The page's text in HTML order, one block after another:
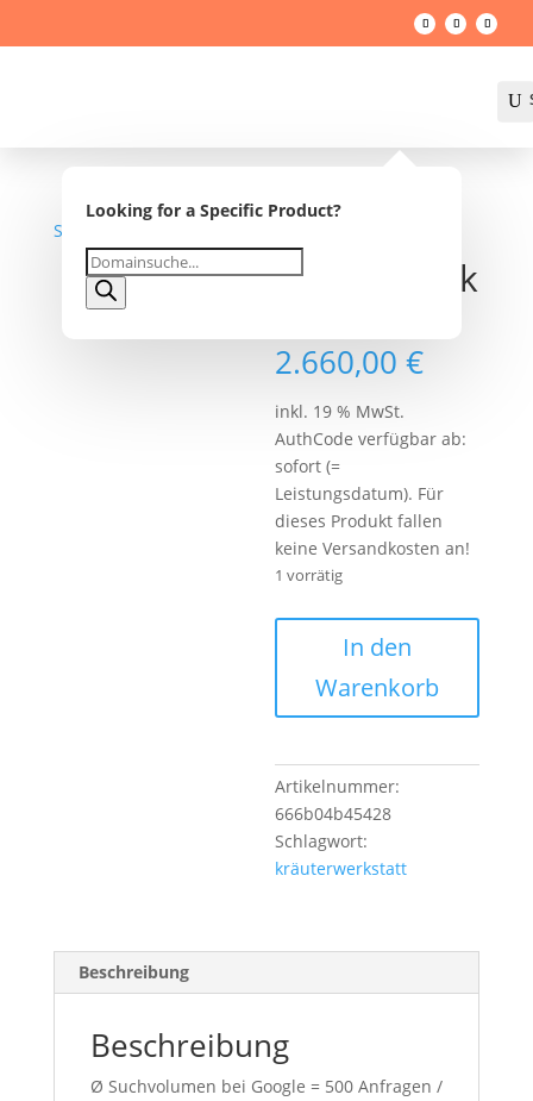
U
Looking for a Specific Product?
Products
search
Startseite
kräuterwerk
2.660,00€
inkl. 19 % MwSt.
AuthCode verfügbar ab:
sofort (=
Leistungsdatum). Für
dieses Produkt fallen
keine Versandkosten an!
1 vorrätig
In den
Warenkorb
Artikelnummer:
666b04b45428
Schlagwort:
kräuterwerkstatt
Beschreibung
Beschreibung
Ø Suchvolumen bei Google = 500 Anfragen /